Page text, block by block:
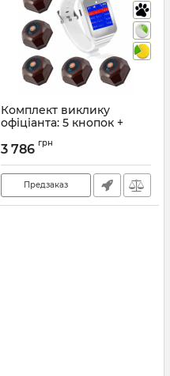
Комплект виклику
офіціанта: 5 кнопок +
Артикул:
3 786 грн
Предзаказ